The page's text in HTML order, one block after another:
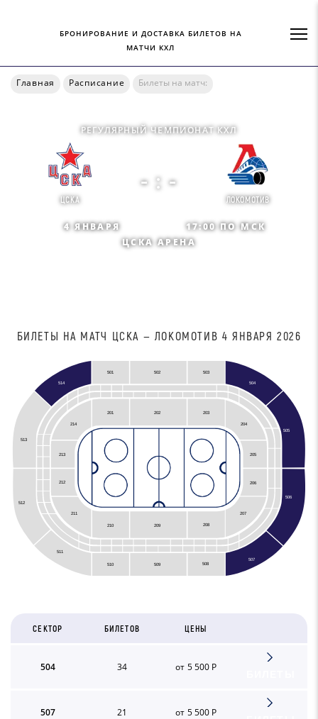
БРОНИРОВАНИЕ И ДОСТАВКА БИЛЕТОВ НА
МАТЧИ КХЛ
Главная Расписание Билеты на матч:
РЕГУЛЯРНЫЙ ЧЕМПИОНАТ КХЛ
ЦСКА
- : -
ЛОКОМОТИВ
4 ЯНВАРЯ
17:00 ПО МСК
ЦСКА АРЕНА
БИЛЕТЫ НА МАТЧ ЦСКА — ЛОКОМОТИВ 4 ЯНВАРЯ 2026
502
501 503
504
505
506
507
508
509
510
511
512
513
514
201 202 203
204
205
206
207
208
209
210
211
212
213
214
СЕКТОР БИЛЕТОВ ЦЕНЫ
504 34 от 5 500 Р
507 21 от 5 500 Р